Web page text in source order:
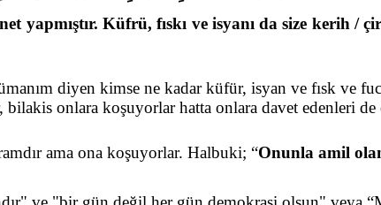
yapmıştır. Küfrü, fıskı ve isyanı da size kerih /
diyen kimse ne kadar küfür, isyan ve fısk ve
bilakis onlara koşuyorlar hatta onlara davet edenleri
ama ona koşuyorlar. Halbuki; “Onunla amil